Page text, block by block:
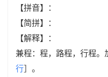
【拼音】：
【简拼】：
【解释】：
兼程：程，路程，行程
行］。